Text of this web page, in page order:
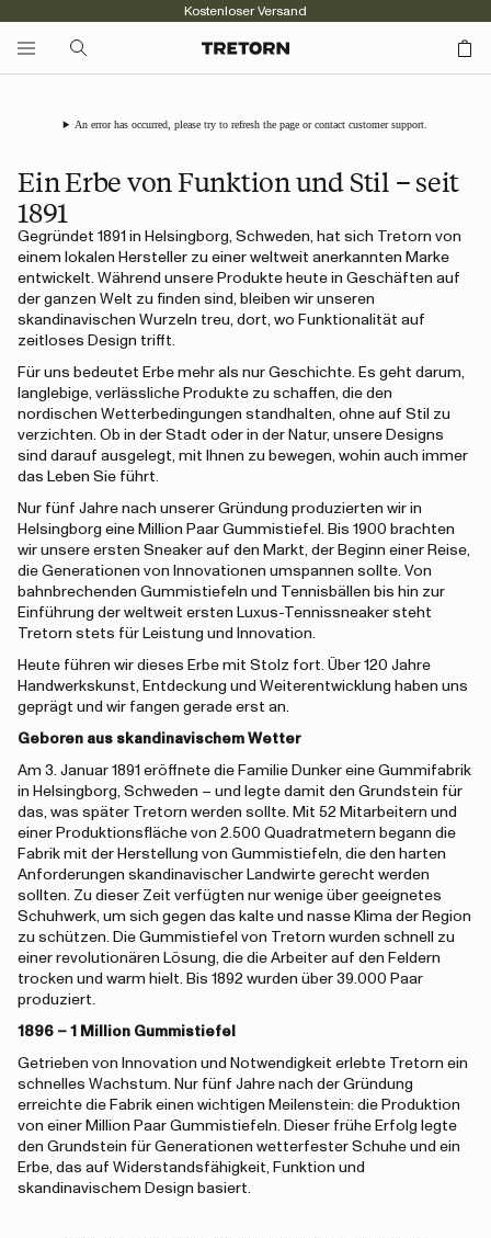
Kostenloser Versand
An error has occurred, please try to refresh the page or contact customer support.
Ein Erbe von Funktion und Stil – seit
1891
Gegründet 1891 in Helsingborg, Schweden, hat sich Tretorn von
einem lokalen Hersteller zu einer weltweit anerkannten Marke
entwickelt. Während unsere Produkte heute in Geschäften auf
der ganzen Welt zu finden sind, bleiben wir unseren
skandinavischen Wurzeln treu, dort, wo Funktionalität auf
zeitloses Design trifft.
Für uns bedeutet Erbe mehr als nur Geschichte. Es geht darum,
langlebige, verlässliche Produkte zu schaffen, die den
nordischen Wetterbedingungen standhalten, ohne auf Stil zu
verzichten. Ob in der Stadt oder in der Natur, unsere Designs
sind darauf ausgelegt, mit Ihnen zu bewegen, wohin auch immer
das Leben Sie führt.
Nur fünf Jahre nach unserer Gründung produzierten wir in
Helsingborg eine Million Paar Gummistiefel. Bis 1900 brachten
wir unsere ersten Sneaker auf den Markt, der Beginn einer Reise,
die Generationen von Innovationen umspannen sollte. Von
bahnbrechenden Gummistiefeln und Tennisbällen bis hin zur
Einführung der weltweit ersten Luxus-Tennissneaker steht
Tretorn stets für Leistung und Innovation.
Heute führen wir dieses Erbe mit Stolz fort. Über 120 Jahre
Handwerkskunst, Entdeckung und Weiterentwicklung haben uns
geprägt und wir fangen gerade erst an.
Geboren aus skandinavischem Wetter
Am 3. Januar 1891 eröffnete die Familie Dunker eine Gummifabrik
in Helsingborg, Schweden – und legte damit den Grundstein für
das, was später Tretorn werden sollte. Mit 52 Mitarbeitern und
einer Produktionsfläche von 2.500 Quadratmetern begann die
Fabrik mit der Herstellung von Gummistiefeln, die den harten
Anforderungen skandinavischer Landwirte gerecht werden
sollten. Zu dieser Zeit verfügten nur wenige über geeignetes
Schuhwerk, um sich gegen das kalte und nasse Klima der Region
zu schützen. Die Gummistiefel von Tretorn wurden schnell zu
einer revolutionären Lösung, die die Arbeiter auf den Feldern
trocken und warm hielt. Bis 1892 wurden über 39.000 Paar
produziert.
1896 – 1 Million Gummistiefel
Getrieben von Innovation und Notwendigkeit erlebte Tretorn ein
schnelles Wachstum. Nur fünf Jahre nach der Gründung
erreichte die Fabrik einen wichtigen Meilenstein: die Produktion
von einer Million Paar Gummistiefeln. Dieser frühe Erfolg legte
den Grundstein für Generationen wetterfester Schuhe und ein
Erbe, das auf Widerstandsfähigkeit, Funktion und
skandinavischem Design basiert.